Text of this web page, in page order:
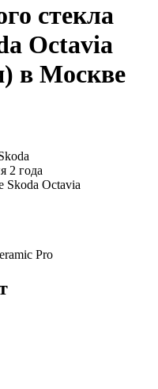
стекла
Octavia
в Москве
2 года
Skoda Octavia
Pro